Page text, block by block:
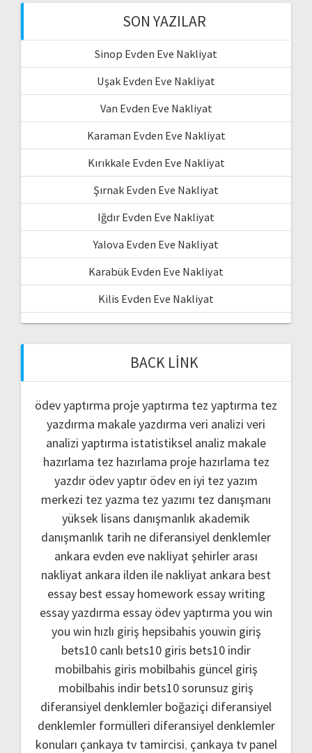
SON YAZILAR
Sinop Evden Eve Nakliyat
Uşak Evden Eve Nakliyat
Van Evden Eve Nakliyat
Karaman Evden Eve Nakliyat
Kırıkkale Evden Eve Nakliyat
Şırnak Evden Eve Nakliyat
Iğdır Evden Eve Nakliyat
Yalova Evden Eve Nakliyat
Karabük Evden Eve Nakliyat
Kilis Evden Eve Nakliyat
BACK LINK
ödev yaptırma proje yaptırma tez yaptırma tez
yazdırma makale yazdırma veri analizi veri
analizi yaptırma istatistiksel analiz makale
hazırlama tez hazırlama proje hazırlama tez
yazdır ödev yaptır ödev en iyi tez yazım
merkezi tez yazma tez yazımı tez danışmanı
yüksek lisans danışmanlık akademik
danışmanlık tarih ne diferansiyel denklemler
ankara evden eve nakliyatşehirler arası
nakliyat ankara ilden ile nakliyat ankara best
essay best essay homework essay writing
essay yazdırma essay ödev yaptırma you win
you win hızlı giriş hepsibahis youwin giriş
bets10 canlı bets10 giris bets10 indir
mobilbahis giris mobilbahis güncel giriş
mobilbahis indir bets10 sorunsuz giriş
diferansiyel denklemler boğaziçi diferansiyel
denklemler formülleri diferansiyel denklemler
konuları çankaya tv tamircisi, çankaya tv panel